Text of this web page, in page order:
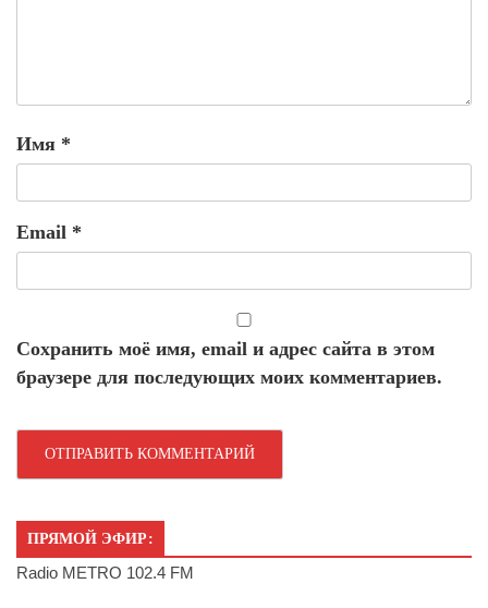
Имя *
Email *
Сохранить моё имя, email и адрес сайта в этом
браузере для последующих моих комментариев.
ПРЯМОЙ ЭФИР:
Radio METRO 102.4 FM